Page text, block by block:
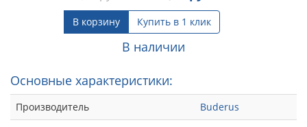
В корзину Купить в 1 клик
В наличии
Основные характеристики:
Производитель
Buderus